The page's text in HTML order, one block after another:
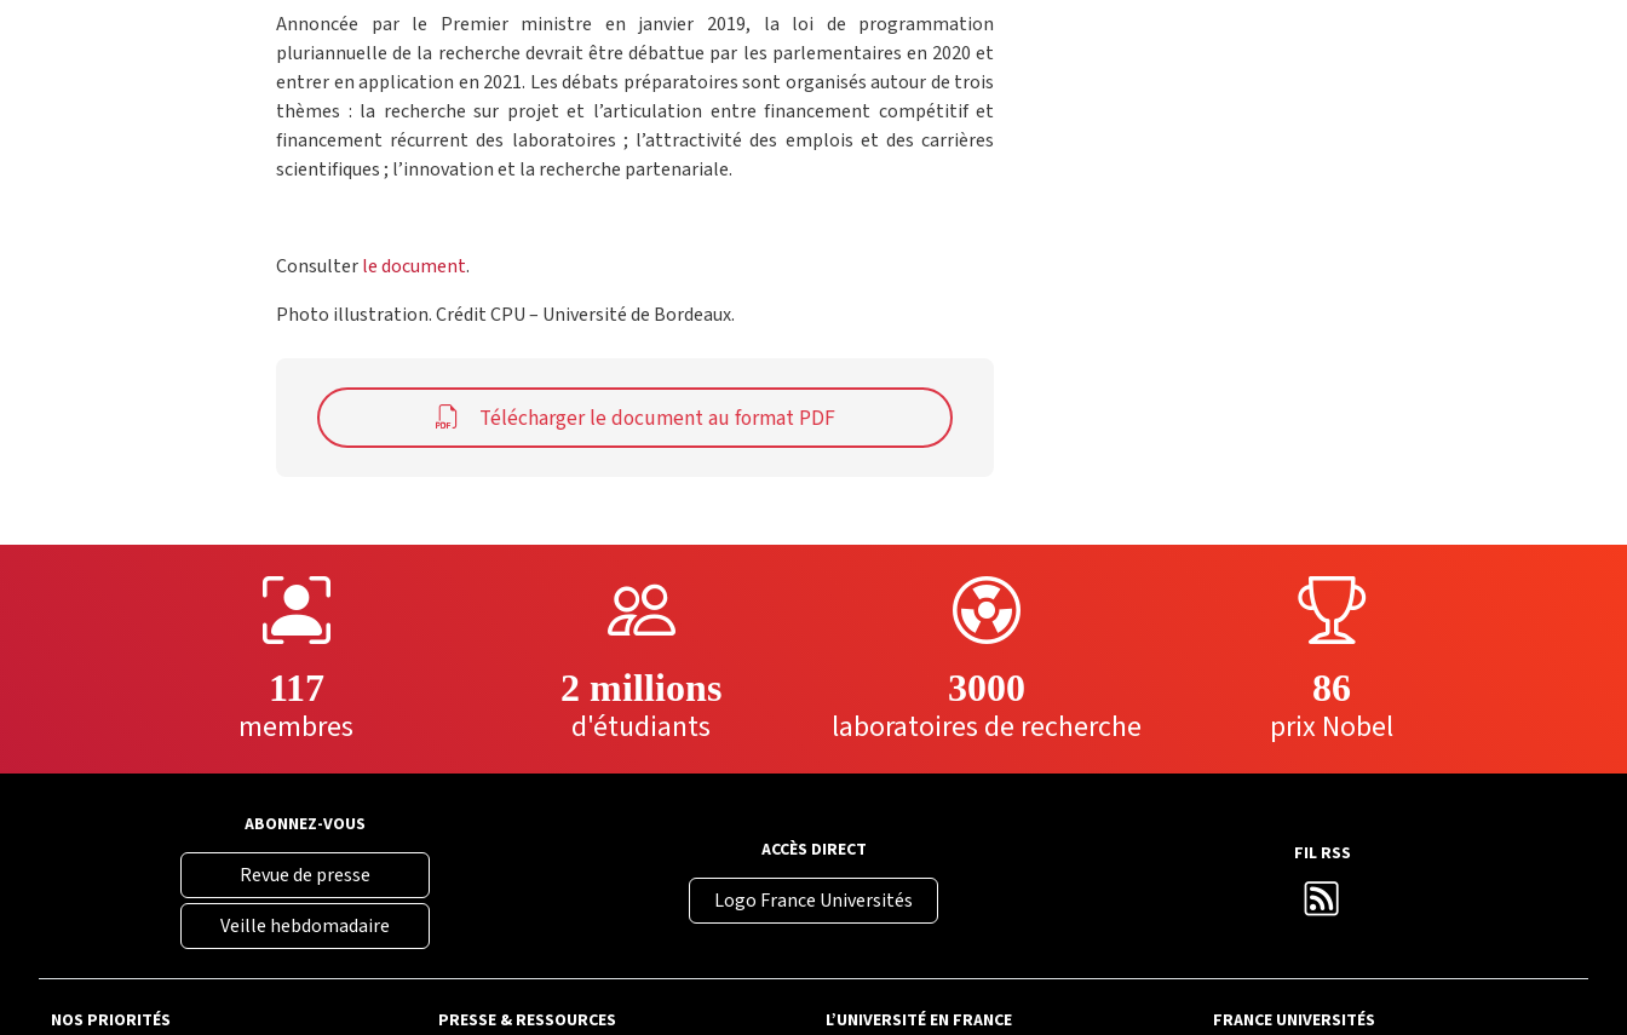
Annoncée par le Premier ministre en janvier 2019, la loi de programmation
pluriannuelle de la recherche devrait être débattue par les parlementaires en 2020 et
entrer en application en 2021. Les débats préparatoires sont organisés autour de trois
thèmes : la recherche sur projet et l’articulation entre financement compétitif et
financement récurrent des laboratoires ; l’attractivité des emplois et des carrières
scientifiques ; l’innovation et la recherche partenariale.
Consulterle document.
Photo illustration. Crédit CPU – Université de Bordeaux.
Télécharger le document au format PDF
117
membres
2 millions
d'étudiants
3000
laboratoires de recherche
86
prix Nobel
ABONNEZ-VOUS
Revue de presse
Veille hebdomadaire
ACCÈS DIRECT
Logo France Universités
FIL RSS
NOS PRIORITÉS PRESSE & RESSOURCES L’UNIVERSITÉ EN FRANCE FRANCE UNIVERSITÉS